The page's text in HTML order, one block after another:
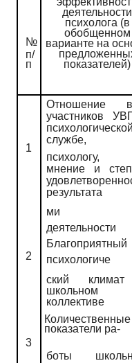
деятельности
психолога (в
обобщенном
варианте на
показателей)
№
п/
п
1
Отношение
участников
психологической
службе,
психологу,
мнение и
результата­
2
ми
деятельности
Благоприятный
психологиче­
ский
школьном
коллективе
3
Количественные
показатели ра-
боты